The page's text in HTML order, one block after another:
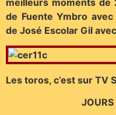
meilleurs moments de
de Fuente Ymbro
de José Escolar Gil
Les toros, c’est sur TV
JOURS